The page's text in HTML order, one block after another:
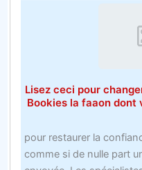
Lisez ceci pour
Bookies la faaon dont
pour restaurer la
comme si de nulle part